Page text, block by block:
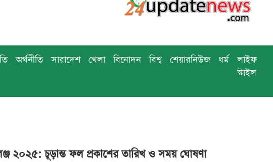
অর্থনীতি সারাদেশ খেলা বিনোদন বিশ্ব শেয়ারনিউজ ধর্ম
লাইফ
স্টাইল
২০২৫: চূড়ান্ত ফল প্রকাশের তারিখ ও সময় ঘোষণা